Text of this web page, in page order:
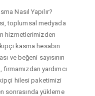
Nasıl Yapılır?
toplumsal medyada
hizmetlerimizden
kasma hesabın
ve beğeni sayısının
yardımcı
hilesi paketimizi
sonrasında yükleme